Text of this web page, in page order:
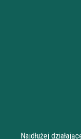
Najdłużej